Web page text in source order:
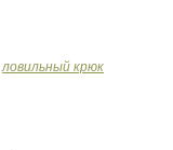
ловильный крюк